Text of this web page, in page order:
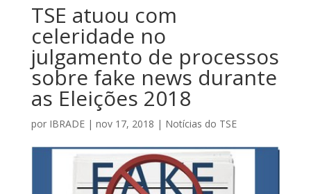
TSE atuou com
celeridade no
julgamento de processos
sobre fake news durante
as Eleições 2018
por IBRADE| nov 17, 2018 | Notícias do TSE